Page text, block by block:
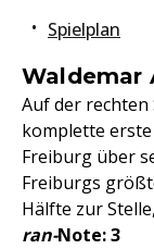
Spielplan
Waldemar
Auf der
komplette
Freiburg über
Freiburgs
Hälfte zur
ran-Note: 3